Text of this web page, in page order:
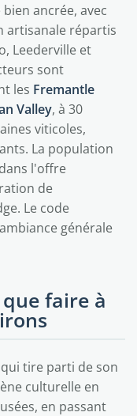
ancrée, avec
artisanale répartis
Leederville et
sont
les Fremantle
Valley, à 30
viticoles,
La population
l'offre
de
Le code
générale
faire à
tire parti de son
culturelle en
en passant